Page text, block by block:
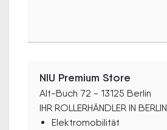
NIU Premium Store
Alt-Buch 72 - 13125 Berlin
IHR ROLLERHÄNDLER IN BERLIN
Elektromobilität